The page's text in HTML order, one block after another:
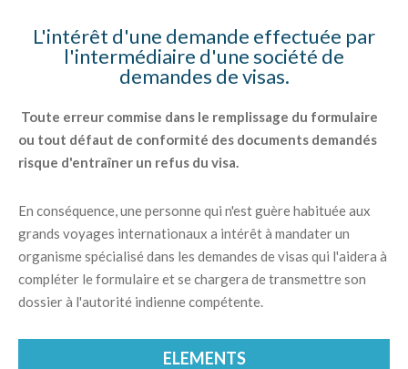
L'intérêt d'une demande effectuée par
l'intermédiaire d'une société de
demandes de visas.
Toute erreur commise dans le remplissage du formulaire
ou tout défaut de conformité des documents demandés
risque d'entraîner un refus du visa.
En conséquence, une personne qui n'est guère habituée aux
grands voyages internationaux a intérêt à mandater un
organisme spécialisé dans les demandes de visas qui l'aidera à
compléter le formulaire et se chargera de transmettre son
dossier à l'autorité indienne compétente.
ELEMENTS